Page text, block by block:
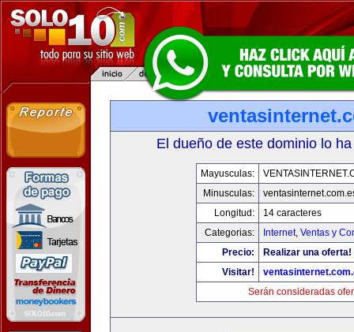
El dueño de este dominio lo
Mayusculas:
Minusculas:
Longitud:
14 caracteres
Categorias:
Internet, Ventas y
Precio:
Realizar una oferta!
Visitar!
Serán consideradas